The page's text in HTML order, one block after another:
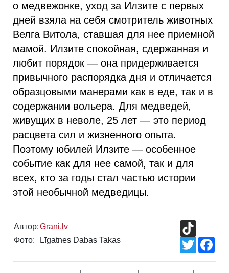
о медвежонке, уход за Илзите с первых
дней взяла на себя смотритель животных
Велга Витола, ставшая для нее приемной
мамой. Илзите спокойная, сдержанная и
любит порядок — она придерживается
привычного распорядка дня и отличается
образцовыми манерами как в еде, так и в
содержании вольера. Для медведей,
живущих в неволе, 25 лет — это период
расцвета сил и жизненного опыта.
Поэтому юбилей Илзите — особенное
событие как для нее самой, так и для
всех, кто за годы стал частью истории
этой необычной медведицы.
Автор:Grani.lv
Фото:
Līgatnes Dabas Takas
Twitter